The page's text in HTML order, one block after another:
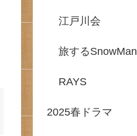
江戸川会
旅するSnowMan
RAYS
2025春ドラマ